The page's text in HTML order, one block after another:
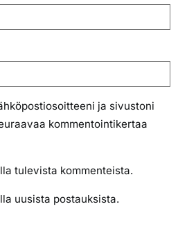
ja sivustoni
kommentointikertaa
tulevista kommenteista.
uusista postauksista.